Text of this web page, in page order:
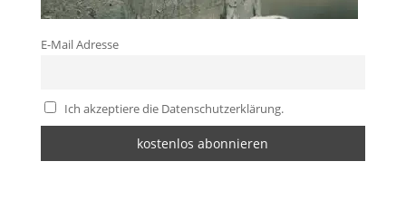
E-Mail Adresse
Ich akzeptiere die Datenschutzerklärung.